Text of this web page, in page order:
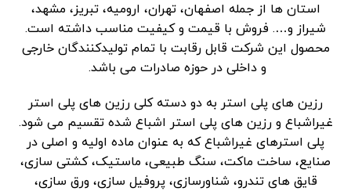
استان ها از جمله اصفهان، تهران، ارومیه، تبریز، مشهد،
شیراز و…. فروش با قیمت و کیفیت مناسب داشته است.
محصول این شرکت قابل رقابت با تمام تولیدکنندگان خارجی
و داخلی در حوزه صادرات می باشد.
رزین های پلی استر به دو دسته کلی رزین های پلی استر
غیراشباع و رزین های پلی استر اشباع شده تقسیم می شود.
پلی استرهای غیراشباع که به عنوان ماده اولیه و اصلی در
صنایع، ساخت ماکت، سنگ طبیعی، ماستیک، کشتی سازی،
قایق های تندرو، شناورسازی، پروفیل سازی، ورق سازی،